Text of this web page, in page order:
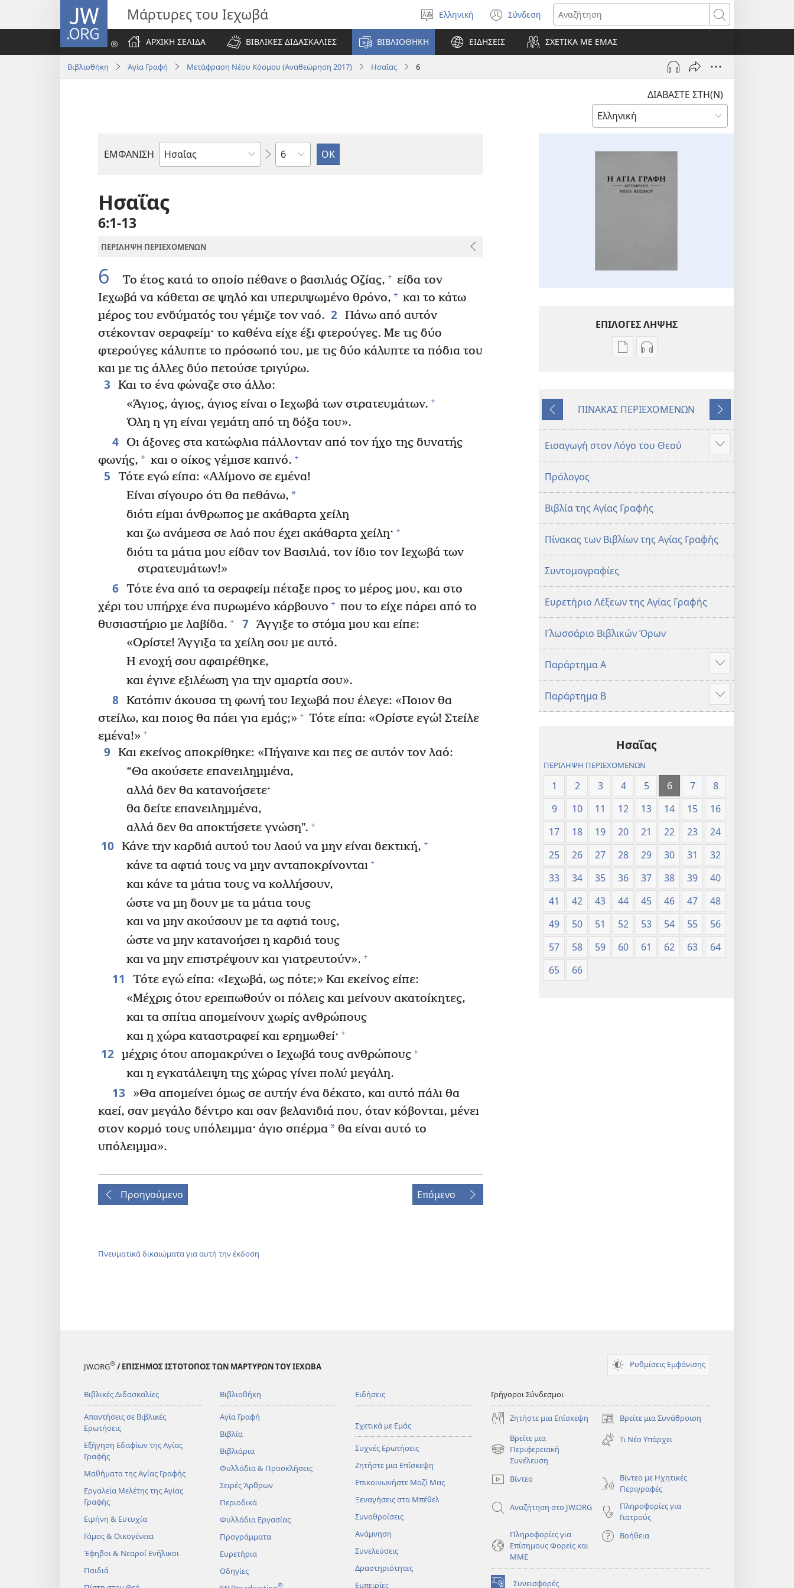
JW.ORG Μάρτυρες του Ιεχωβά
Επιλέξτε
γλώσσα
Ελληνική Σύνδεση
(ανοίγει
νέο
παράθυρο)
Αναζήτηση
ΑΡΧΙΚΗ ΣΕΛΙΔΑ
ΒΙΒΛΙΚΕΣ ΔΙΔΑΣΚΑΛΙΕΣ ΒΙΒΛΙΟΘΗΚΗ ΕΙΔΗΣΕΙΣ ΣΧΕΤΙΚΑ ΜΕ ΕΜΑΣ
Βιβλιοθήκη Αγία Γραφή Μετάφραση Νέου Κόσμου (Αναθεώρηση 2017) Ησαΐας 6
ΔΙΑΒΑΣΤΕ ΣΤΗ(Ν)
ΕΜΦΑΝΙΣΗ
Βιβλίο
Γραφής
Κεφάλαιο
Ησαΐας
6:1-13
ΠΕΡΙΛΗΨΗ ΠΕΡΙΕΧΟΜΕΝΩΝ
6 Το έτος κατά το οποίο πέθανε ο βασιλιάς Οζίας, + είδα τον
Ιεχωβά να κάθεται σε ψηλό και υπερυψωμένο θρόνο, + και το κάτω
μέρος του ενδύματός του γέμιζε τον ναό. 2 Πάνω από αυτόν
στέκονταν σεραφείμ· το καθένα είχε έξι φτερούγες. Με τις δύο
φτερούγες κάλυπτε το πρόσωπό του, με τις δύο κάλυπτε τα πόδια του
και με τις άλλες δύο πετούσε τριγύρω.
3
Και το ένα φώναζε στο άλλο:
«Άγιος, άγιος, άγιος είναι ο Ιεχωβά των στρατευμάτων. +
Όλη η γη είναι γεμάτη από τη δόξα του».
4 Οι άξονες στα κατώφλια πάλλονταν από τον ήχο της δυνατής
φωνής, * και ο οίκος γέμισε καπνό. +
5
Τότε εγώ είπα: «Αλίμονο σε εμένα!
Είναι σίγουρο ότι θα πεθάνω, *
διότι είμαι άνθρωπος με ακάθαρτα χείλη
και ζω ανάμεσα σε λαό που έχει ακάθαρτα χείλη· +
διότι τα μάτια μου είδαν τον Βασιλιά, τον ίδιο τον Ιεχωβά των
στρατευμάτων!»
6 Τότε ένα από τα σεραφείμ πέταξε προς το μέρος μου, και στο
χέρι του υπήρχε ένα πυρωμένο κάρβουνο + που το είχε πάρει από το
θυσιαστήριο με λαβίδα. + 7 Άγγιξε το στόμα μου και είπε:
«Ορίστε! Άγγιξα τα χείλη σου με αυτό.
Η ενοχή σου αφαιρέθηκε,
και έγινε εξιλέωση για την αμαρτία σου».
8 Κατόπιν άκουσα τη φωνή του Ιεχωβά που έλεγε: «Ποιον θα
στείλω, και ποιος θα πάει για εμάς;» + Τότε είπα: «Ορίστε εγώ! Στείλε
εμένα!» +
9 Και εκείνος αποκρίθηκε: «Πήγαινε και πες σε αυτόν τον λαό:
“Θα ακούσετε επανειλημμένα,
αλλά δεν θα κατανοήσετε·
θα δείτε επανειλημμένα,
αλλά δεν θα αποκτήσετε γνώση”. +
10 Κάνε την καρδιά αυτού του λαού να μην είναι δεκτική, +
κάνε τα αφτιά τους να μην ανταποκρίνονται +
και κάνε τα μάτια τους να κολλήσουν,
ώστε να μη δουν με τα μάτια τους
και να μην ακούσουν με τα αφτιά τους,
ώστε να μην κατανοήσει η καρδιά τους
και να μην επιστρέψουν και γιατρευτούν». +
11
Τότε εγώ είπα: «Ιεχωβά, ως πότε;» Και εκείνος είπε:
«Μέχρις ότου ερειπωθούν οι πόλεις και μείνουν ακατοίκητες,
και τα σπίτια απομείνουν χωρίς ανθρώπους
και η χώρα καταστραφεί και ερημωθεί· +
12 μέχρις ότου απομακρύνει ο Ιεχωβά τους ανθρώπους +
και η εγκατάλειψη της χώρας γίνει πολύ μεγάλη.
13
»Θα απομείνει όμως σε αυτήν ένα δέκατο, και αυτό πάλι θα
καεί, σαν μεγάλο δέντρο και σαν βελανιδιά που, όταν κόβονται, μένει
στον κορμό τους υπόλειμμα· άγιο σπέρμα* θα είναι αυτό το
υπόλειμμα».
Προηγούμενο Επόμενο
Πνευματικά δικαιώματα για αυτή την έκδοση
ΕΠΙΛΟΓΕΣ ΛΗΨΗΣ
Επιλογές
Αγία
—
Μετάφραση
(Αναθεώρηση
2017)
Επιλογές
Αγία
Μετάφραση
(Αναθεώρηση
2017)
Προηγούμενο
ΠΙΝΑΚΑΣ ΠΕΡΙΕΧΟΜΕΝΩΝ
Επόμενο
Εισαγωγή στον Λόγο του Θεού
Προβολή
περισσότερων
Πρόλογος
Βιβλία της Αγίας Γραφής
Πίνακας των Βιβλίων της Αγίας Γραφής
Συντομογραφίες
Ευρετήριο Λέξεων της Αγίας Γραφής
Γλωσσάριο Βιβλικών Όρων
Παράρτημα Α
Προβολή
περισσότερων
Παράρτημα Β
Προβολή
περισσότερων
Ησαΐας
ΠΕΡΙΛΗΨΗ ΠΕΡΙΕΧΟΜΕΝΩΝ
1 2 3 4 5 6 7
8
9
10 11 12 13 14 15
16
17
18 19 20 21 22 23
24
25
26 27 28 29 30 31
32
33
34 35 36 37 38 39
40
41
42 43 44 45 46 47
48
49
50 51 52 53 54 55
56
57
58 59 60 61 62 63
64
65
66
JW.ORG® / ΕΠΙΣΗΜΟΣ ΙΣΤΟΤΟΠΟΣ ΤΩΝ ΜΑΡΤΥΡΩΝ ΤΟΥ ΙΕΧΩΒΑ Ρυθμίσεις Εμφάνισης
Βιβλικές Διδασκαλίες
Απαντήσεις σε Βιβλικές
Ερωτήσεις
Εξήγηση Εδαφίων της Αγίας
Γραφής
Μαθήματα της Αγίας Γραφής
Εργαλεία Μελέτης της Αγίας
Γραφής
Ειρήνη & Ευτυχία
Γάμος & Οικογένεια
Έφηβοι & Νεαροί Ενήλικοι
Παιδιά
Βιβλιοθήκη
Αγία Γραφή
Βιβλία
Βιβλιάρια
Φυλλάδια & Προσκλήσεις
Σειρές Άρθρων
Περιοδικά
Φυλλάδια Εργασίας
Προγράμματα
Ευρετήρια
Οδηγίες
®
Ειδήσεις
Σχετικά με Εμάς
Συχνές Ερωτήσεις
Ζητήστε μια Επίσκεψη
Επικοινωνήστε Μαζί Μας
Ξεναγήσεις στα Μπέθελ
Συναθροίσεις
Ανάμνηση
Συνελεύσεις
Δραστηριότητες
Εμπειρίες
Γρήγοροι Σύνδεσμοι
Ζητήστε μια Επίσκεψη Βρείτε μια Συνάθροιση
(ανοίγει
νέο
παράθυρο)
Βρείτε μια
Περιφερειακή
Συνέλευση
(ανοίγει
παράθυρο)
Τι Νέο Υπάρχει
Βίντεο
Βίντεο με Ηχητικές
Περιγραφές
Αναζήτηση στο JW.ORG
Πληροφορίες για
Γιατρούς
Πληροφορίες για
Επίσημους Φορείς και
ΜΜΕ
Βοήθεια
Συνεισφορές